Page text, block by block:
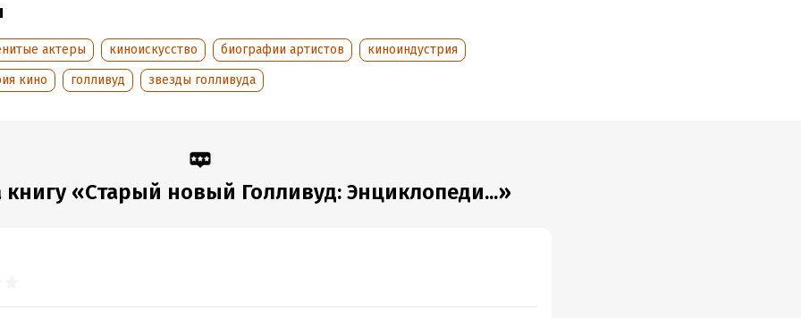
для вас станет творческая судьба 138 русских эмигрантов разных
и 36 детей эмигрантов, которые работали и работают в Голливуде. Вы
о всех советских и российских фильмах – лауреатах «Оскара».
актеры киноискусство биографии артистов
киноиндустрия
кино
голливуд звезды голливуда
«Старый новый Голливуд: Энциклопеди...»